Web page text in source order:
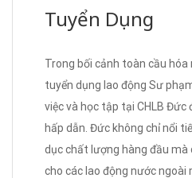
Tuyển Dụng
Trong bối cảnh toàn cầu hóa
tuyển dụng lao động Sư
việc và học tập tại CHLB Đức
hấp dẫn. Đức không chỉ nổi
dục chất lượng hàng đầu mà
cho các lao động nước ngoài